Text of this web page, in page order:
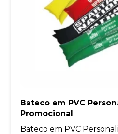
Bateco em PVC
Promocional
Bateco em PVC